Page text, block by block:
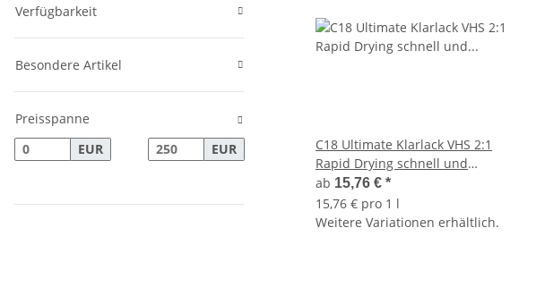
C18 Ultimate Klarlack VHS 2:1
Rapid Drying schnell und
hochglänzend
ab 15,76 € *
15,76 € pro 1 l
Weitere Variationen erhältlich.
Verfügbarkeit
Besondere Artikel
Preisspanne
EUR
EUR